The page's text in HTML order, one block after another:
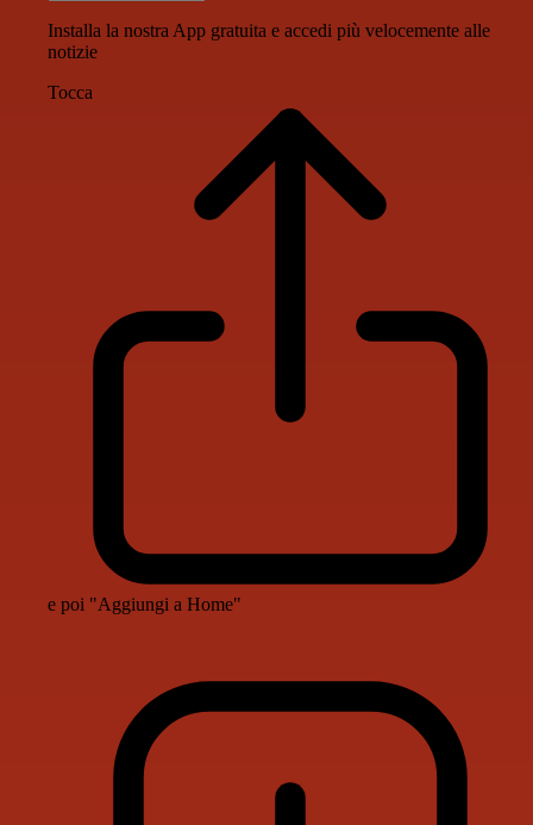
Installa la nostra App gratuita e accedi più velocemente alle
notizie
Tocca
e poi "Aggiungi a Home"